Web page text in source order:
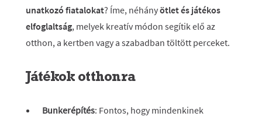
unatkozó fiatalokat? Íme, néhányötlet és játékos
elfoglaltság, melyek kreatív módon segítik elő az
otthon, a kertben vagy a szabadban töltött perceket.
Játékok otthonra
Bunkerépítés: Fontos, hogy mindenkinek